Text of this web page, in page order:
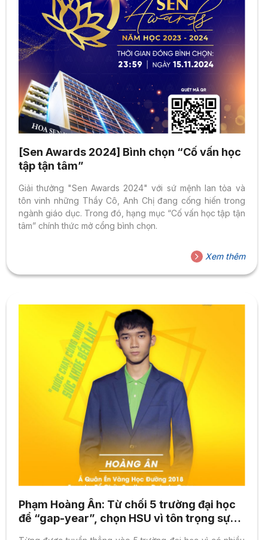
[Sen Awards 2024] Bình chọn “Cố vấn học
tập tận tâm”
Giải thưởng "Sen Awards 2024" với sứ mệnh lan tỏa và
tôn vinh những Thầy Cô, Anh Chị đang cống hiến trong
ngành giáo dục. Trong đó, hạng mục “Cố vấn học tập tận
tâm” chính thức mở cổng bình chọn.
Xem thêm
Phạm Hoàng Ân: Từ chối 5 trường đại học
để “gap-year”, chọn HSU vì tôn trọng sự